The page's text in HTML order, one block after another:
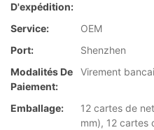
D'expédition:
Service:
OEM
Port:
Shenzhen
Modalités De
Paiement:
Virement
Emballage:
12 cartes de
mm), 12 cartes